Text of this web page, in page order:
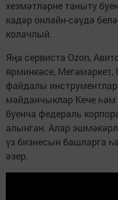
хезмәтләрне таныту
кадәр онлайн-сәүдә
колачлый.
Яңа сервиста Ozon,
ярминкәсе,
файдалы
мәйданчыклар Кече һәм
буенча федераль
алынган. Алар
үз бизнесын башларга
әзер.